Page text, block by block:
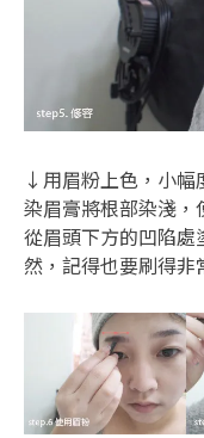
↓用眉粉上色，小幅
染眉膏將根部染淺
從眉頭下方的凹陷處
然，記得也要刷得非